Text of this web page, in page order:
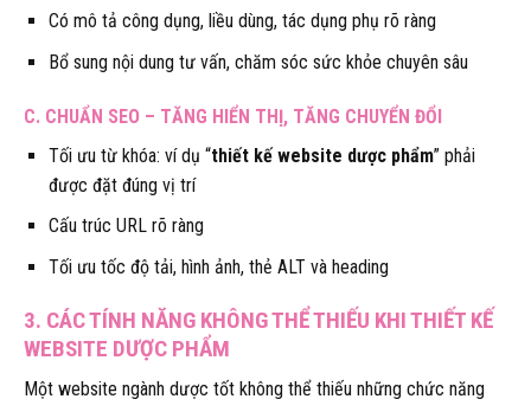
Có mô tả công dụng, liều dùng, tác dụng phụ rõ ràng
Bổ sung nội dung tư vấn, chăm sóc sức khỏe chuyên sâu
C. CHUẨN SEO – TĂNG HIỂN THỊ, TĂNG CHUYỂN ĐỔI
Tối ưu từ khóa: ví dụ “thiết kế website dược phẩm” phải
được đặt đúng vị trí
Cấu trúc URL rõ ràng
Tối ưu tốc độ tải, hình ảnh, thẻ ALT và heading
3. CÁC TÍNH NĂNG KHÔNG THỂ THIẾU KHI THIẾT KẾ
WEBSITE DƯỢC PHẨM
Một website ngành dược tốt không thể thiếu những chức năng